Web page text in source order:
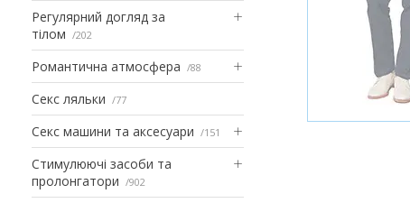
Регулярний догляд за
тілом
202
Романтична атмосфера 88
Секс ляльки 77
Секс машини та аксесуари 151
Стимулюючі засоби та
пролонгатори
902